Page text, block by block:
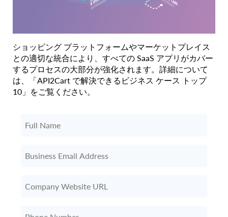
ショッピング プラットフォームやマーケットプレイス
との適切な統合により、すべての SaaS アプリがカバー
するプロセスの大部分が強化されます。詳細について
は、「API2Cart で解決できるビジネス ケース トップ
10」をご覧ください。